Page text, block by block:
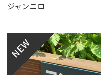
ジャンニロ
NEW